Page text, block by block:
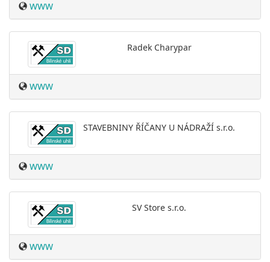
WWW
Radek Charypar
WWW
STAVEBNINY ŘÍČANY U NÁDRAŽÍ s.r.o.
WWW
SV Store s.r.o.
WWW